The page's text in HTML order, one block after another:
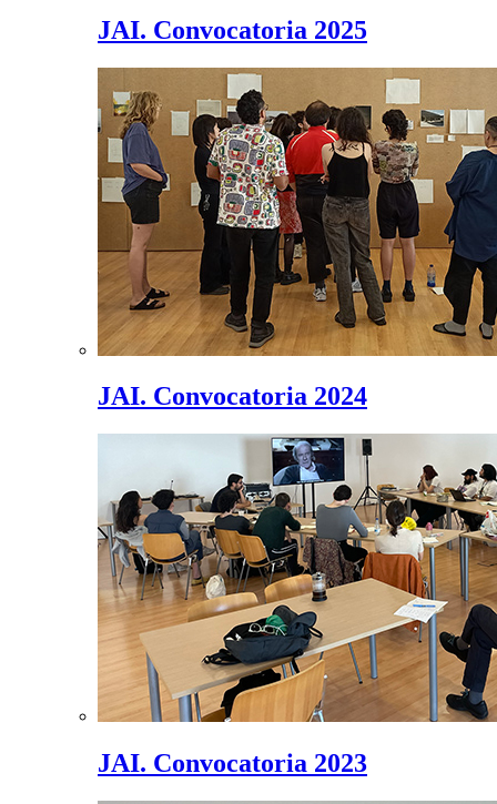
JAI. Convocatoria 2025
JAI. Convocatoria 2024
JAI. Convocatoria 2023